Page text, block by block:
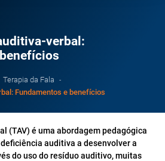
verbal:
Terapia da Fala
Fundamentos e benefícios
(TAV) é uma abordagem pedagógica
auditiva a desenvolver a
do uso do resíduo auditivo, muitas